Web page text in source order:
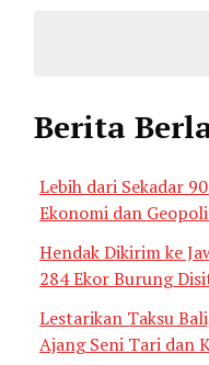
Berita
Lebih dari Sekadar
Ekonomi dan
Hendak Dikirim ke
284 Ekor Burung
Lestarikan Taksu
Ajang Seni Tari dan